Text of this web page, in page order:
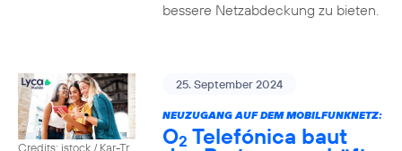
bessere Netzabdeckung zu bieten.
Credits: istock / Kar-Tr
25. September 2024
NEUZUGANG AUF DEM MOBILFUNKNETZ:
O2 Telefónica baut